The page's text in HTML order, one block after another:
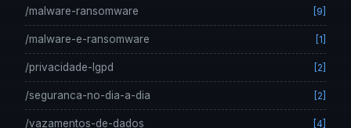
/malware-ransomware [9]
/malware-e-ransomware [1]
/privacidade-lgpd [2]
/seguranca-no-dia-a-dia [2]
/vazamentos-de-dados [4]